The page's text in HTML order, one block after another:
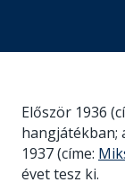
Először 1936
hangjátékban;
1937 (címe:
évet tesz ki.